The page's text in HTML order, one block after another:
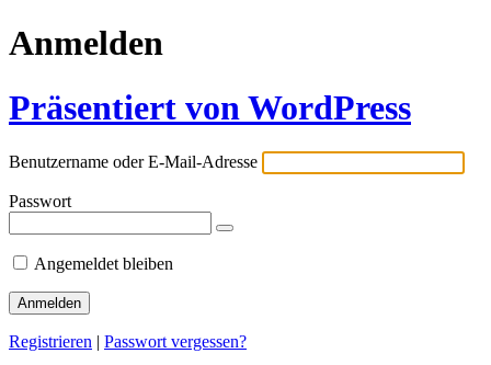
Anmelden
Präsentiert von WordPress
Benutzername oder E-Mail-Adresse
Passwort
Angemeldet bleiben
Registrieren | Passwort vergessen?